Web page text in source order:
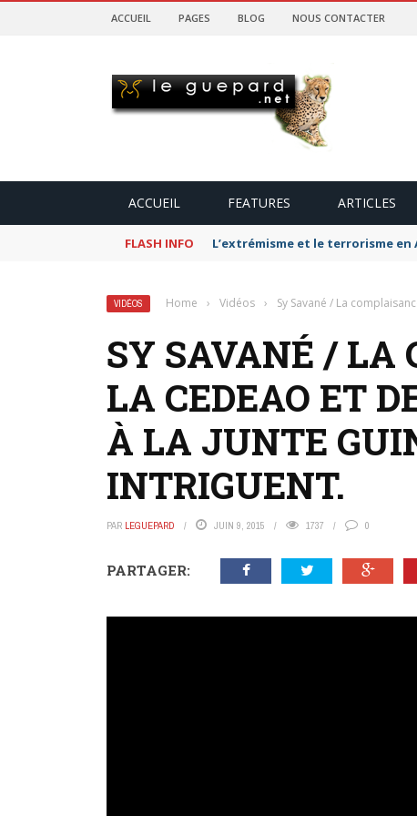
ACCUEIL PAGES BLOG NOUS CONTACTER
ACCUEIL FEATURES ARTICLES
FLASH INFO L’extrémisme et le terrorisme en
VIDÉOS Home › Vidéos › Sy Savané / La
SY SAVANÉ / LA
LA CEDEAO ET
À LA JUNTE
INTRIGUENT.
PAR LEGUEPARD JUIN 9, 2015 1737 0
PARTAGER: